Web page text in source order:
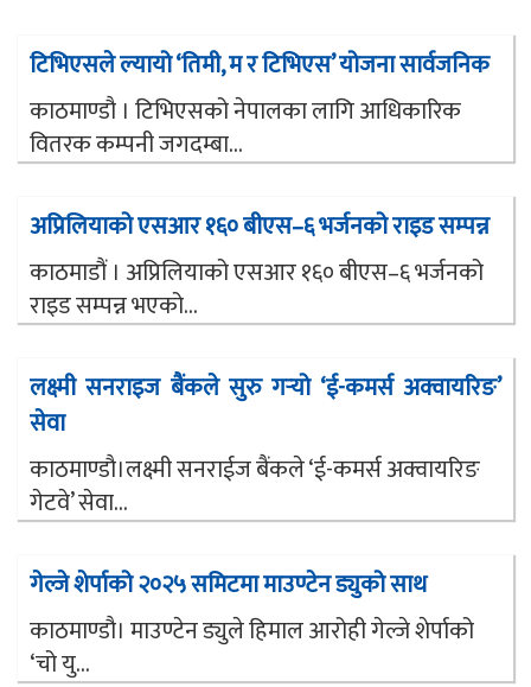
टिभिएसले ल्यायो ‘तिमी, म र टिभिएस’ योजना सार्वजनिक
काठमाण्डौ । टिभिएसको नेपालका लागि आधिकारिक
वितरक कम्पनी जगदम्बा...
अप्रिलियाको एसआर १६० बीएस–६ भर्जनको राइड सम्पन्न
काठमाडौं । अप्रिलियाको एसआर १६० बीएस–६ भर्जनको
राइड सम्पन्न भएको...
लक्ष्मी सनराइज बैंकले सुरु गर्‍यो ‘ई-कमर्स अक्वायरिङ’
सेवा
काठमाण्डौ।लक्ष्मी सनराईज बैंकले ‘ई-कमर्स अक्वायरिङ
गेटवे’ सेवा...
गेल्जे शेर्पाको २०२५ समिटमा माउण्टेन ड्युको साथ
काठमाण्डौ। माउण्टेन ड्युले हिमाल आरोही गेल्जे शेर्पाको
‘चो यु...